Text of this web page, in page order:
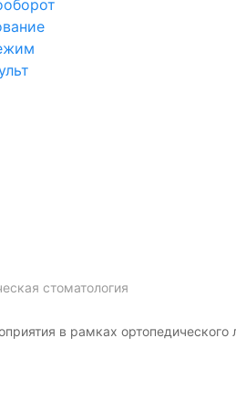
стоматология
в рамках